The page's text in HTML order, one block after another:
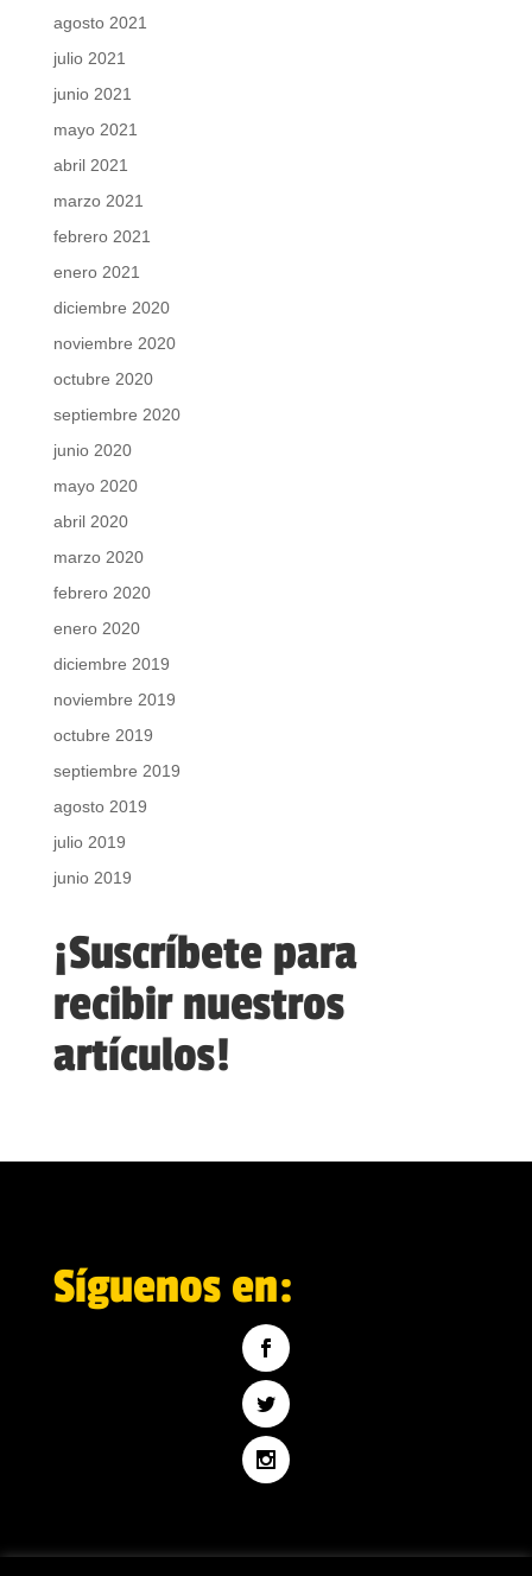
agosto 2021
julio 2021
junio 2021
mayo 2021
abril 2021
marzo 2021
febrero 2021
enero 2021
diciembre 2020
noviembre 2020
octubre 2020
septiembre 2020
junio 2020
mayo 2020
abril 2020
marzo 2020
febrero 2020
enero 2020
diciembre 2019
noviembre 2019
octubre 2019
septiembre 2019
agosto 2019
julio 2019
junio 2019
¡Suscríbete para
recibir nuestros
artículos!
Síguenos en: